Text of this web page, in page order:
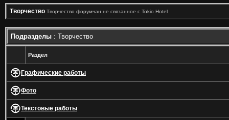
Творчество Творчество форумчан не связанное с Tokio Hotel
Подразделы : Творчество
Раздел
Графические работы
Фото
Текстовые работы